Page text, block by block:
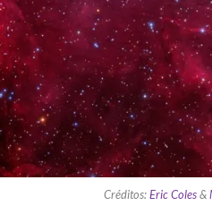
Créditos:Eric Coles&